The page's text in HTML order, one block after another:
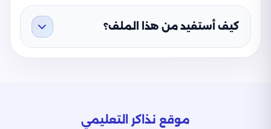
كيف أستفيد من هذا الملف؟
موقع نذاكر التعليمي